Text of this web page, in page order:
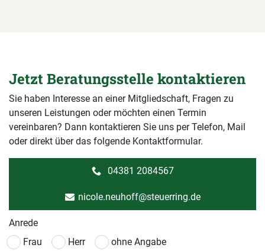
Jetzt Beratungsstelle kontaktieren
Sie haben Interesse an einer Mitgliedschaft, Fragen zu
unseren Leistungen oder möchten einen Termin
vereinbaren? Dann kontaktieren Sie uns per Telefon, Mail
oder direkt über das folgende Kontaktformular.
04381 2084567
nicole.neuhoff@steuerring.de
Anrede
Frau
Herr ohne Angabe